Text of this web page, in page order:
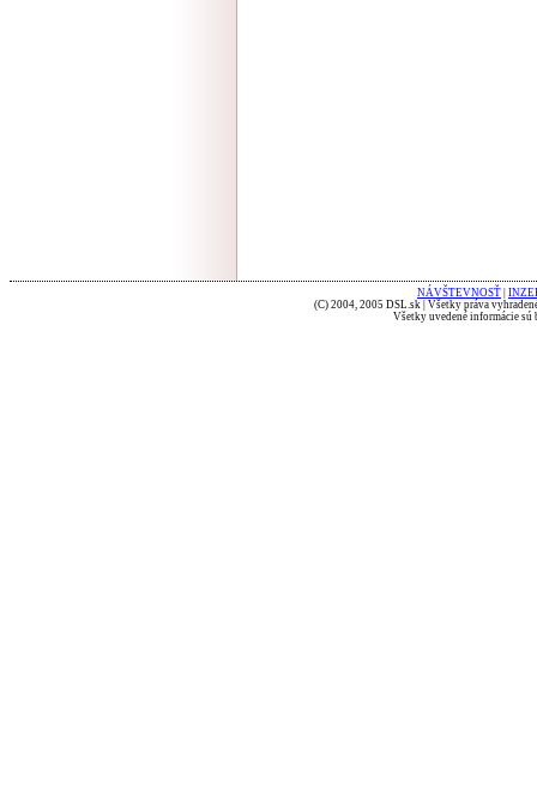
NÁVŠTEVNOSŤ
(C) 2004, 2005 DSL.sk | Všetky práva
Všetky uvedené informácie sú